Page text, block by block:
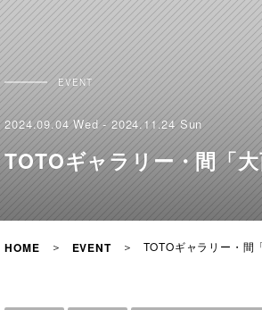
TOTOギャラリー・間「
2024.09.04 Wed - 2024.11.24 Sun
EVENT
HOME EVENT TOTOギャラリー・